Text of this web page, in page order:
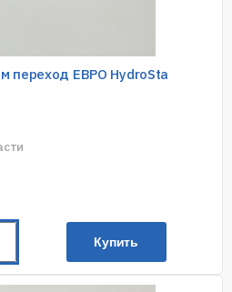
переход ЕВРО HydroSta
Купить